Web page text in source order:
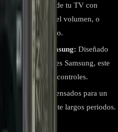
las funciones de tu TV con
canales, ajusta el volumen, o
mover un dedo.
Samsung: Diseñado
de televisores Samsung, este
de múltiples controles.
y tamaño están pensados para un
agradable durante largos periodos.